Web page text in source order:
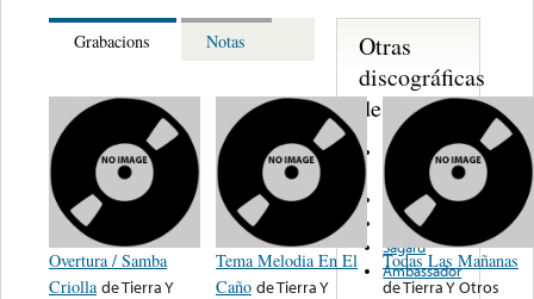
Grabacions Notas
Overtura / Samba
Criolla deTierra Y
Tema Melodia En El
Caño deTierra Y
Todas Las Mañanas
deTierra Y Otros
Otras
discográficas
de nota ...
Artomax
Records
Mayra
Bart’s Barn
Sagard
Ambassador